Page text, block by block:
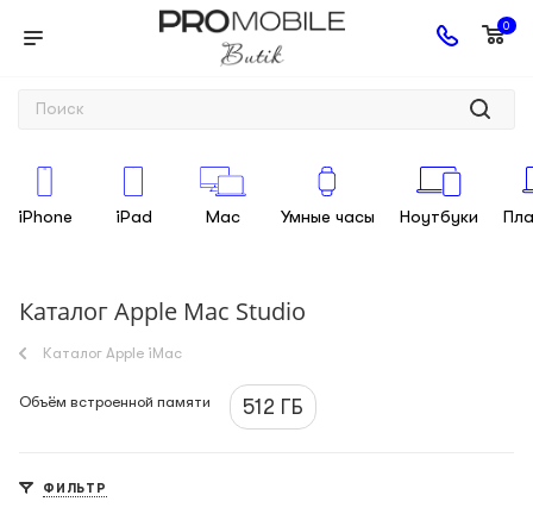
0
iPhone iPad Mac Умные часы Ноутбуки
Каталог Apple Mac Studio
Каталог Apple iMac
Объём встроенной памяти 512 ГБ
ФИЛЬТР